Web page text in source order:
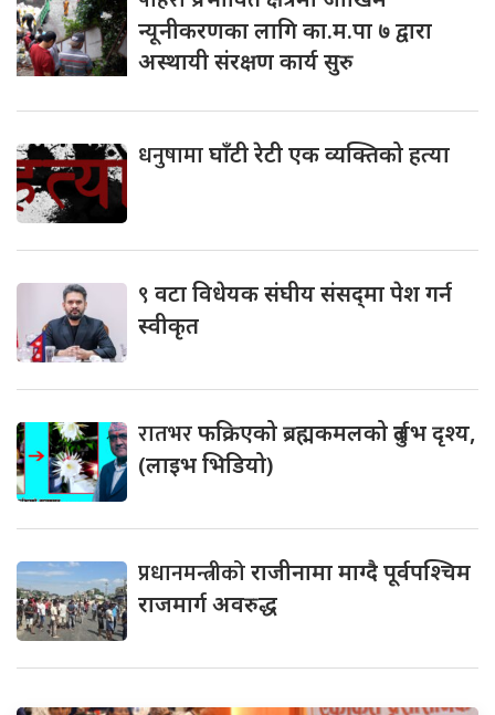
न्यूनीकरणका लागि का.म.पा ७ द्वारा
अस्थायी संरक्षण कार्य सुरु
धनुषामाघाँटी रेटी एक व्यक्तिको हत्या
९ वटा विधेयक संघीय संसद्‌मा पेश गर्न
स्वीकृत
रातभरफक्रिएको ब्रह्मकमलको दुर्लभ दृश्य,
(लाइभ भिडियो)
प्रधानमन्त्रीकोराजीनामा माग्दै पूर्वपश्चिम
राजमार्ग अवरुद्ध